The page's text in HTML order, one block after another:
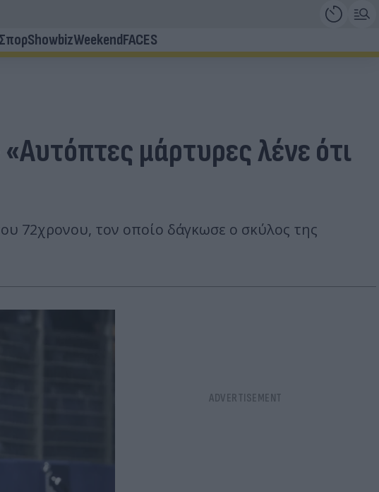
ΣπορShowbizWeekendFACES
μάρτυρες λένε ότι
72χρονου, τον οποίο δάγκωσε ο σκύλος της